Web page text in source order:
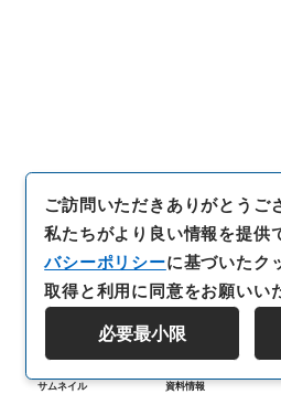
サムネイル 資料情報
ご訪問いただきありがとうご
私たちがより良い情報を提供
バシーポリシーに基づいたク
取得と利用に同意をお願いい
必要最小限